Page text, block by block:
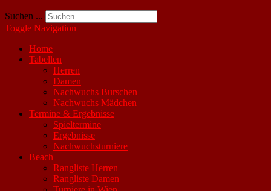
Suchen ...
Toggle Navigation
Home
Tabellen
Herren
Damen
Nachwuchs Burschen
Nachwuchs Mädchen
Termine & Ergebnisse
Spieltermine
Ergebnisse
Nachwuchsturniere
Beach
Rangliste Herren
Rangliste Damen